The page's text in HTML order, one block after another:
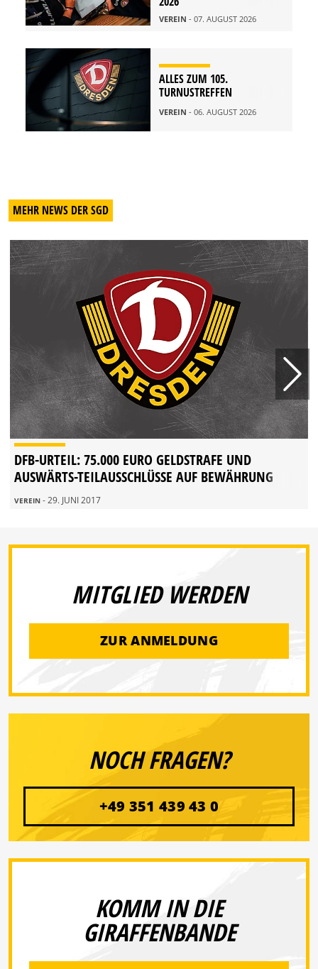
VEREIN - 07. AUGUST 2026
ALLES ZUM 105.
TURNUSTREFFEN
VEREIN - 06. AUGUST 2026
MEHR NEWS DER SGD
DFB-URTEIL: 75.000 EURO GELDSTRAFE UND
AUSWÄRTS-TEILAUSSCHLÜSSE AUF BEWÄHRUNG
VEREIN - 29. JUNI 2017
MITGLIED WERDEN
ZUR ANMELDUNG
NOCH FRAGEN?
+49 351 439 43 0
KOMM IN DIE
GIRAFFENBANDE